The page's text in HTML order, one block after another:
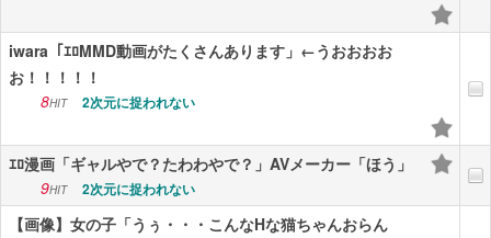
iwara「ｴﾛMMD動画がたくさんあります」←うおおおお
お！！！！！
8HIT 2次元に捉われない
ｴﾛ漫画「ギャルやで？たわわやで？」AVメーカー「ほう」
9HIT 2次元に捉われない
【画像】女の子「うぅ・・・こんなHな猫ちゃんおらん